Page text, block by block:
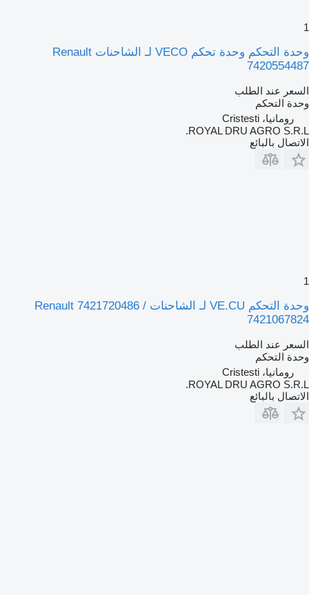
1
وحدة التحكم وحدة تحكم VECO لـ الشاحنات Renault
7420554487
السعر عند الطلب
وحدة التحكم
رومانيا، Cristesti
ROYAL DRU AGRO S.R.L.
الاتصال بالبائع
1
وحدة التحكم VE.CU لـ الشاحنات Renault 7421720486 /
7421067824
السعر عند الطلب
وحدة التحكم
رومانيا، Cristesti
ROYAL DRU AGRO S.R.L.
الاتصال بالبائع